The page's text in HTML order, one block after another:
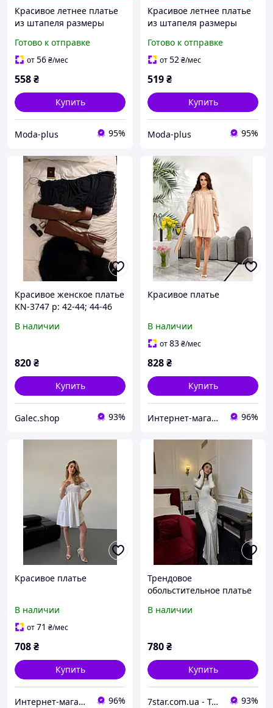
Красивое летнее платье
из штапеля размеры
Готово к отправке
от56₴/мес
558₴
Купить
Moda-plus 95%
Красивое летнее платье
из штапеля размеры
Готово к отправке
от52₴/мес
519₴
Купить
Moda-plus 95%
Красивое женское платье
KN-3747 р: 42-44; 44-46
В наличии
820₴
Купить
Galec.shop 93%
Красивое платье
В наличии
от83₴/мес
828₴
Купить
Интернет-магазин одежды и обуви Bebest-Style 96%
Красивое платье
В наличии
от71 ₴/мес
708₴
Купить
Интернет-магазин одежды и обуви Bebest-Style 96%
Трендовое
обольстительное платье
праздников и вечерних
В наличии
780₴
Купить
7star.com.ua - Твой надежный интернет магазин 93%